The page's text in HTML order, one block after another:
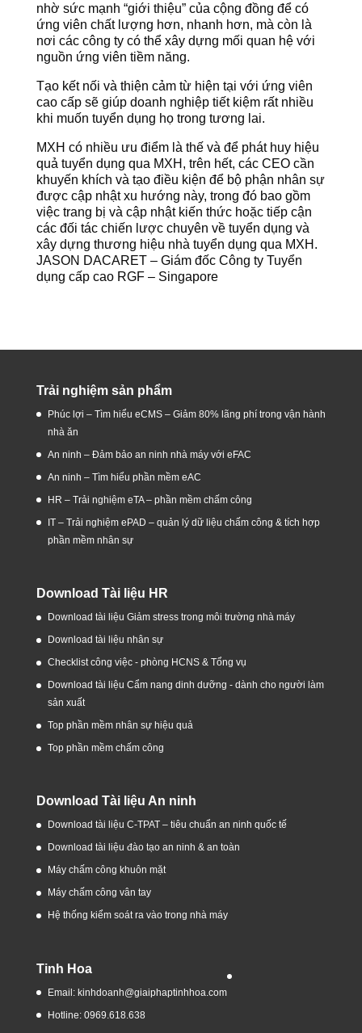
nhờ sức mạnh “giới thiệu” của cộng đồng để có
ứng viên chất lượng hơn, nhanh hơn, mà còn là
nơi các công ty có thể xây dựng mối quan hệ với
nguồn ứng viên tiềm năng.
Tạo kết nối và thiện cảm từ hiện tại với ứng viên
cao cấp sẽ giúp doanh nghiệp tiết kiệm rất nhiều
khi muốn tuyển dụng họ trong tương lai.
MXH có nhiều ưu điểm là thế và để phát huy hiệu
quả tuyển dụng qua MXH, trên hết, các CEO cần
khuyến khích và tạo điều kiện để bộ phận nhân sự
được cập nhật xu hướng này, trong đó bao gồm
việc trang bị và cập nhật kiến thức hoặc tiếp cận
các đối tác chiến lược chuyên về tuyển dụng và
xây dựng thương hiệu nhà tuyển dụng qua MXH.
JASON DACARET – Giám đốc Công ty Tuyển
dụng cấp cao RGF – Singapore
Trải nghiệm sản phẩm
Phúc lợi – Tìm hiểu eCMS – Giảm 80% lãng phí trong vận hành
nhà ăn
An ninh – Đảm bảo an ninh nhà máy với eFAC
An ninh – Tìm hiểu phần mềm eAC
HR – Trải nghiệm eTA – phần mềm chấm công
IT – Trải nghiệm ePAD – quản lý dữ liệu chấm công & tích hợp
phần mềm nhân sự
Download Tài liệu HR
Download tài liệu Giảm stress trong môi trường nhà máy
Download tài liệu nhân sự
Checklist công việc - phòng HCNS & Tổng vụ
Download tài liệu Cẩm nang dinh dưỡng - dành cho người làm
sản xuất
Top phần mềm nhân sự hiệu quả
Top phần mềm chấm công
Download Tài liệu An ninh
Download tài liệu C-TPAT – tiêu chuẩn an ninh quốc tế
Download tài liệu đào tạo an ninh & an toàn
Máy chấm công khuôn mặt
Máy chấm công vân tay
Hệ thống kiểm soát ra vào trong nhà máy
Tinh Hoa
Email: kinhdoanh@giaiphaptinhhoa.com
Hotline: 0969.618.638